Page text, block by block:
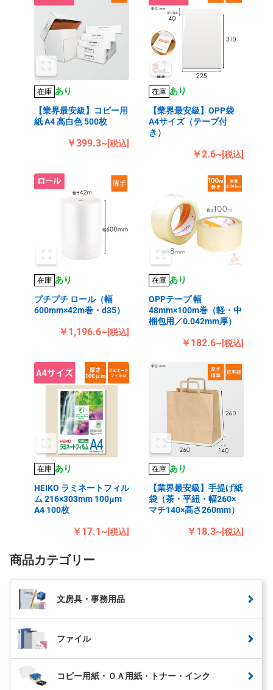
在庫 あり
【業界最安級】コピー用
紙 A4 高白色 500枚
￥399.3~[税込]
在庫 あり
【業界最安級】OPP袋
A4サイズ（テープ付
き）
￥2.6~[税込]
在庫 あり
プチプチ ロール（幅
600mm×42m巻・d35）
￥1,196.6~[税込]
在庫 あり
OPPテープ 幅
48mm×100m巻（軽・中
梱包用／0.042mm厚）
￥182.6~[税込]
在庫 あり
HEIKO ラミネートフィル
ム 216×303mm 100μm
A4 100枚
￥17.1~[税込]
在庫 あり
【業界最安級】手提げ紙
袋（茶・平紐・幅260×
マチ140×高さ260mm）
￥18.3~[税込]
商品カテゴリー
文房具・事務用品
ファイル
コピー用紙・ＯＡ用紙・トナー・インク